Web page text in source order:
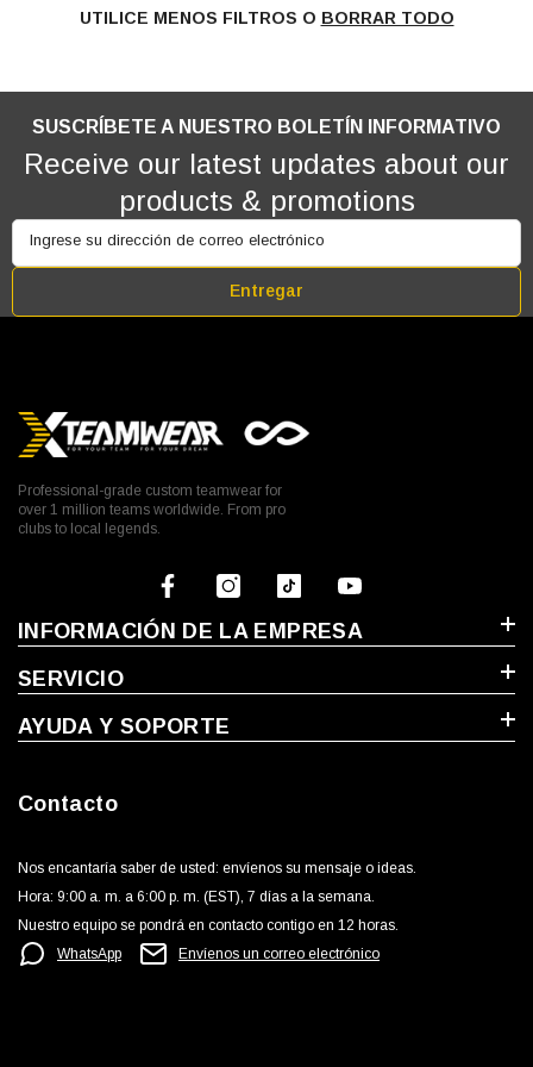
UTILICE MENOS FILTROS O BORRAR TODO
SUSCRÍBETE A NUESTRO BOLETÍN INFORMATIVO
Receive our latest updates about our
products & promotions
Ingrese su dirección de correo electrónico
Entregar
Professional-grade custom teamwear for
over 1 million teams worldwide. From pro
clubs to local legends.
INFORMACIÓN DE LA EMPRESA
SERVICIO
AYUDA Y SOPORTE
Contacto
Nos encantaría saber de usted: envíenos su mensaje o ideas.
Hora: 9:00 a. m. a 6:00 p. m. (EST), 7 días a la semana.
Nuestro equipo se pondrá en contacto contigo en 12 horas.
WhatsApp
Envíenos un correo electrónico